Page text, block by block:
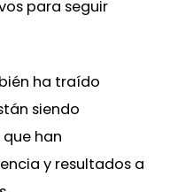
para seguir
ha traído
siendo
han
y resultados a